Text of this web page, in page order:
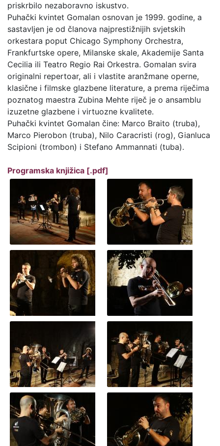
priskrbilo nezaboravno iskustvo.
Puhački kvintet Gomalan osnovan je 1999. godine, a
sastavljen je od članova najprestižnijih svjetskih
orkestara poput Chicago Symphony Orchestra,
Frankfurtske opere, Milanske skale, Akademije Santa
Cecilia ili Teatro Regio Rai Orkestra. Gomalan svira
originalni repertoar, ali i vlastite aranžmane operne,
klasične i filmske glazbene literature, a prema riječima
poznatog maestra Zubina Mehte riječ je o ansamblu
izuzetne glazbene i virtuozne kvalitete.
Puhački kvintet Gomalan čine: Marco Braito (truba),
Marco Pierobon (truba), Nilo Caracristi (rog), Gianluca
Scipioni (trombon) i Stefano Ammannati (tuba).
Programska knjižica [.pdf]